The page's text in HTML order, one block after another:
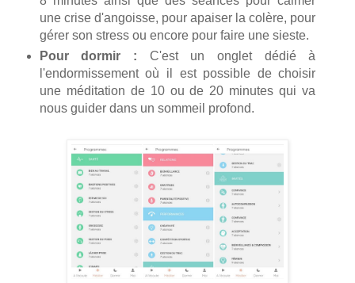
une crise d'angoisse, pour apaiser la colère, pour
gérer son stress ou encore pour faire une sieste.
Pour dormir : C'est un onglet dédié à
l'endormissement où il est possible de choisir
une méditation de 10 ou de 20 minutes qui va
nous guider dans un sommeil profond.